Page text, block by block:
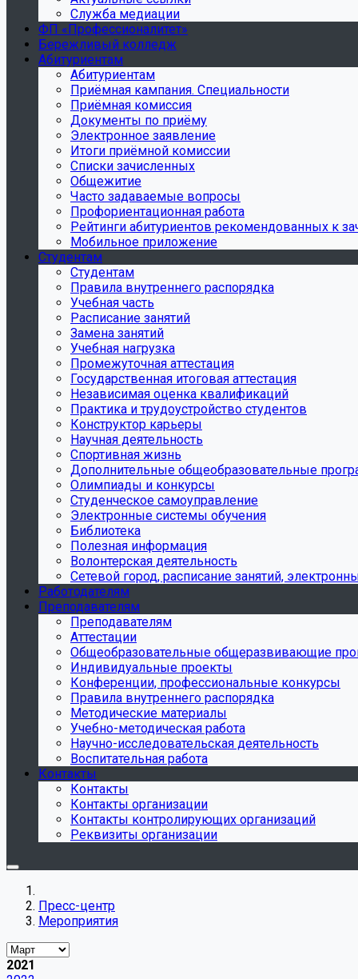
Служба медиации
ФП «Профессионалитет»
Бережливый колледж
Абитуриентам
Абитуриентам
Приёмная кампания. Специальности
Приёмная комиссия
Документы по приёму
Электронное заявление
Итоги приёмной комиссии
Списки зачисленных
Общежитие
Часто задаваемые вопросы
Профориентационная работа
Рейтинги абитуриентов рекомендованных к
Мобильное приложение
Студентам
Студентам
Правила внутреннего распорядка
Учебная часть
Расписание занятий
Замена занятий
Учебная нагрузка
Промежуточная аттестация
Государственная итоговая аттестация
Независимая оценка квалификаций
Практика и трудоустройство студентов
Конструктор карьеры
Научная деятельность
Спортивная жизнь
Дополнительные общеобразовательные
Олимпиады и конкурсы
Студенческое самоуправление
Электронные системы обучения
Библиотека
Полезная информация
Волонтерская деятельность
Сетевой город, расписание занятий,
Работодателям
Преподавателям
Преподавателям
Аттестации
Общеобразовательные общеразвивающие
Индивидуальные проекты
Конференции, профессиональные конкурсы
Правила внутреннего распорядка
Методические материалы
Учебно-методическая работа
Научно-исследовательская деятельность
Воспитательная работа
Контакты
Контакты
Контакты организации
Контакты контролирующих организаций
Реквизиты организации
Пресс-центр
Мероприятия
2021